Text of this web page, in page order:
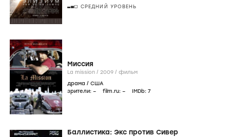
СРЕДНИЙ УРОВЕНЬ
Миссия
La mission / 2009 / фильм
драма / США
зрители: – film.ru: – IMDb: 7
Баллистика: Экс против Сивер